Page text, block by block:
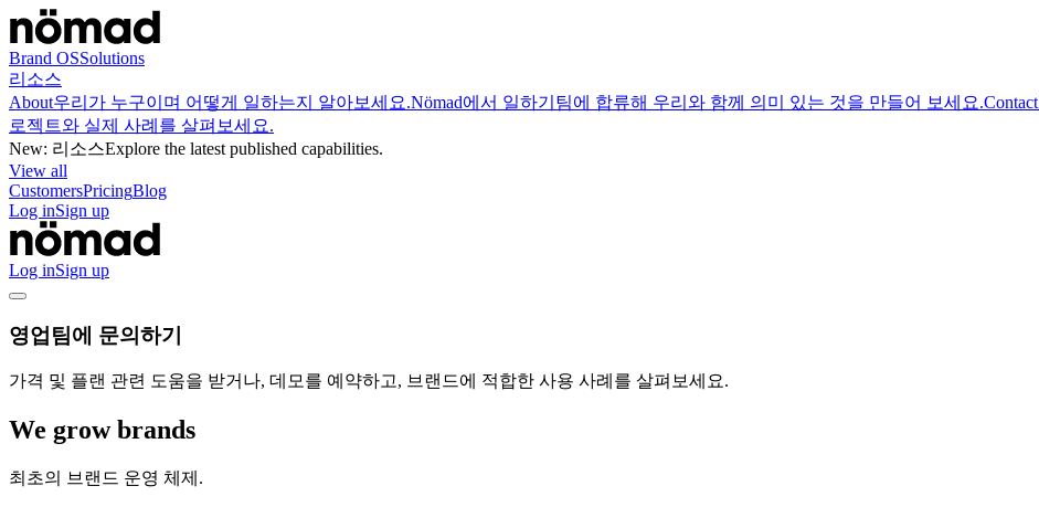
Brand OSSolutions
리소스
About우리가 누구이며 어떻게 일하는지 알아보세요.Nömad에서 일하기 팀에 합류해 우리와 함께 의미 있는 것을 만들어 보세요.Contact
로젝트와 실제 사례를 살펴보세요.
New: 리소스Explore the latest published capabilities.
View all
CustomersPricingBlog
Log inSign up
Log inSign up
영업팀에 문의하기
가격 및 플랜 관련 도움을 받거나, 데모를 예약하고, 브랜드에 적합한 사용 사례를 살펴보세요.
We grow brands
최초의 브랜드 운영 체제.